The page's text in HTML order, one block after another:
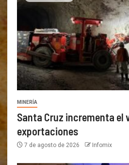
MINERÍA
Santa Cruz incrementa el
exportaciones
7 de agosto de 2026 Infomix